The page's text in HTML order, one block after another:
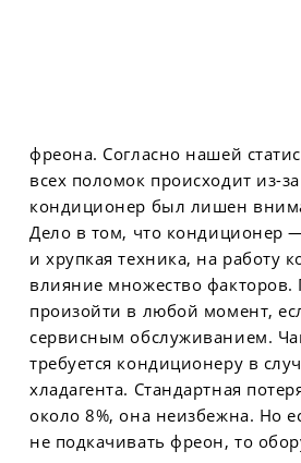
фреона. Согласно нашей
всех поломок происходит из-
кондиционер был лишен
Дело в том, что кондиционер
и хрупкая техника, на работу
влияние множество
произойти в любой момент,
сервисным обслуживанием.
требуется кондиционеру в
хладагента. Стандартная
около 8%, она неизбежна. Но
не подкачивать фреон, то